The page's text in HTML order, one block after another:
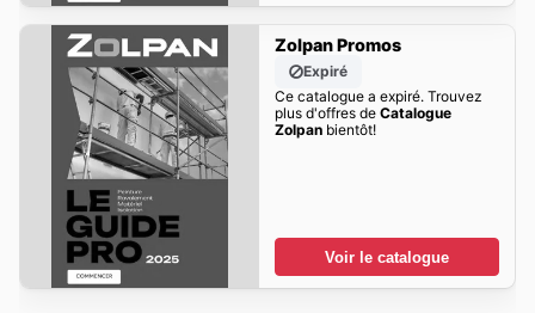
Zolpan Promos
Expiré
Ce catalogue a expiré. Trouvez
plus d'offres de Catalogue
Zolpanbientôt!
Voir le catalogue